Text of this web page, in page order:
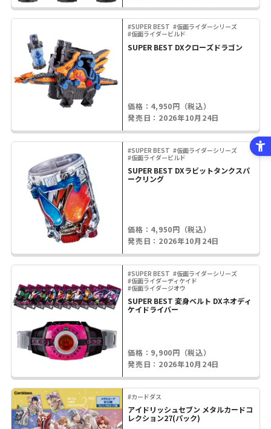
#SUPER BEST #仮面ライダーシリーズ
#仮面ライダービルド
SUPER BEST DXクローズドラゴン
価格：4,950円（税込）
発売日：2026年10月24日
#SUPER BEST #仮面ライダーシリーズ
#仮面ライダービルド
SUPER BEST DXラビットタンクスパ
ークリング
価格：4,950円（税込）
発売日：2026年10月24日
#SUPER BEST #仮面ライダーシリーズ
#仮面ライダーディケイド
#仮面ライダージオウ
SUPER BEST 変身ベルト DXネオディ
ケイドライバー
価格：9,900円（税込）
発売日：2026年10月24日
#カードダス
アイドリッシュセブン メタルカードコ
レクション27(パック)